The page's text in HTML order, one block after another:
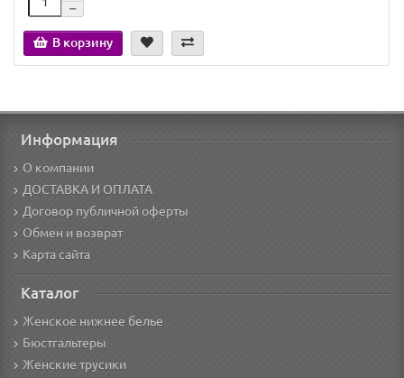
В корзину
Информация
О компании
ДОСТАВКА И ОПЛАТА
Договор публичной оферты
Обмен и возврат
Карта сайта
Каталог
Женское нижнее белье
Бюстгальтеры
Женские трусики